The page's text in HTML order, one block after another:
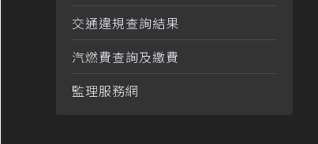
交通違規查詢結果
汽燃費查詢及繳費
監理服務網